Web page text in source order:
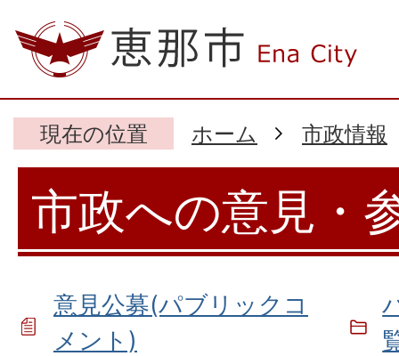
現在の位置 ホーム 市政情報
市政への意見・
意見公募(パブリックコ
メント)